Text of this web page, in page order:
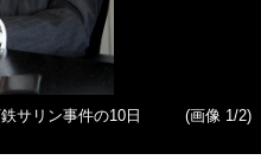
サリン事件の10日
(画像 1/2)